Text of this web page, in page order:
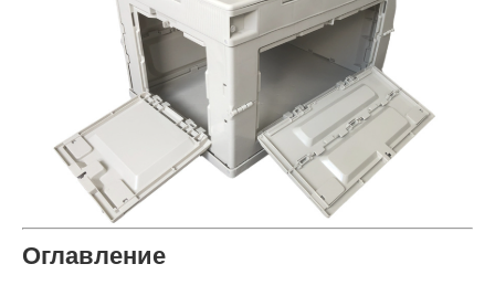
Оглавление